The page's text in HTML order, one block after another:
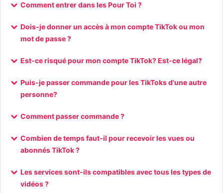
Comment entrer dans les Pour Toi ?
Dois-je donner un accès à mon compte TikTok ou mon
mot de passe ?
Est-ce risqué pour mon compte TikTok? Est-ce légal?
Puis-je passer commande pour les TikToks d'une autre
personne?
Comment passer commande ?
Combien de temps faut-il pour recevoir les vues ou
abonnés TikTok ?
Les services sont-ils compatibles avec tous les types de
vidéos ?